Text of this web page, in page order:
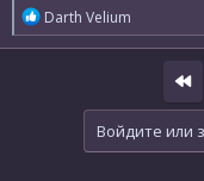
Р
е
а
Darth Velium
Войдите или